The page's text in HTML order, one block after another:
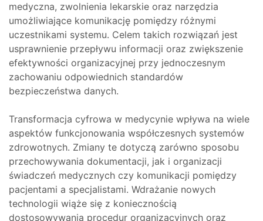
medyczna, zwolnienia lekarskie oraz narzędzia
umożliwiające komunikację pomiędzy różnymi
uczestnikami systemu. Celem takich rozwiązań jest
usprawnienie przepływu informacji oraz zwiększenie
efektywności organizacyjnej przy jednoczesnym
zachowaniu odpowiednich standardów
bezpieczeństwa danych.
Transformacja cyfrowa w medycynie wpływa na wiele
aspektów funkcjonowania współczesnych systemów
zdrowotnych. Zmiany te dotyczą zarówno sposobu
przechowywania dokumentacji, jak i organizacji
świadczeń medycznych czy komunikacji pomiędzy
pacjentami a specjalistami. Wdrażanie nowych
technologii wiąże się z koniecznością
dostosowywania procedur organizacyjnych oraz